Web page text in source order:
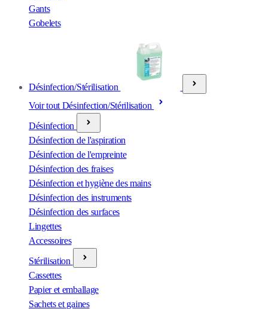
Gants
Gobelets
Désinfection/Stérilisation
Voir tout Désinfection/Stérilisation
Désinfection
Désinfection de l'aspiration
Désinfection de l'empreinte
Désinfection des fraises
Désinfection et hygiène des mains
Désinfection des instruments
Désinfection des surfaces
Lingettes
Accessoires
Stérilisation
Cassettes
Papier et emballage
Sachets et gaines